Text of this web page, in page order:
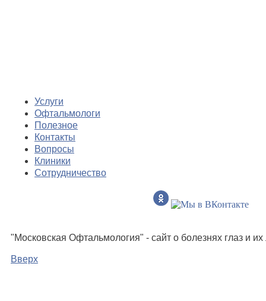
Услуги
Офтальмологи
Полезное
Контакты
Вопросы
Клиники
Сотрудничество
"Московская Офтальмология" - сайт о болезнях глаз и
Вверх